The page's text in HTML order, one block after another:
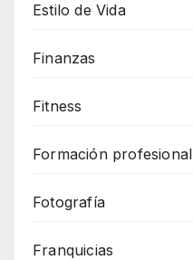
Estilo de Vida
Finanzas
Fitness
Formación profesional
Fotografía
Franquicias